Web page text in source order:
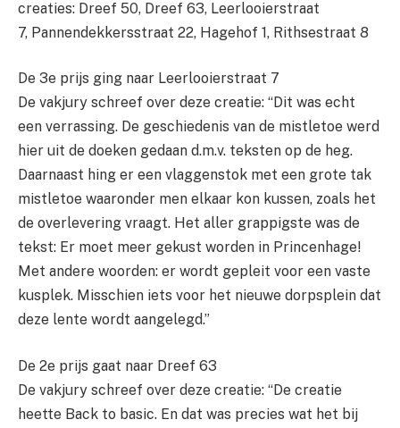
creaties: Dreef 50, Dreef 63, Leerlooierstraat
7, Pannendekkersstraat 22, Hagehof 1, Rithsestraat 8
De 3e prijs ging naar Leerlooierstraat 7
De vakjury schreef over deze creatie: “Dit was echt
een verrassing. De geschiedenis van de mistletoe werd
hier uit de doeken gedaan d.m.v. teksten op de heg.
Daarnaast hing er een vlaggenstok met een grote tak
mistletoe waaronder men elkaar kon kussen, zoals het
de overlevering vraagt. Het aller grappigste was de
tekst: Er moet meer gekust worden in Princenhage!
Met andere woorden: er wordt gepleit voor een vaste
kusplek. Misschien iets voor het nieuwe dorpsplein dat
deze lente wordt aangelegd.”
De 2e prijs gaat naar Dreef 63
De vakjury schreef over deze creatie: “De creatie
heette Back to basic. En dat was precies wat het bij